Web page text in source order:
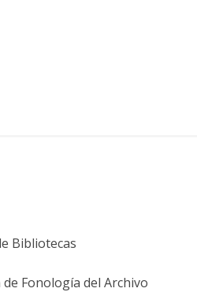
Bibliotecas
Fonología del Archivo